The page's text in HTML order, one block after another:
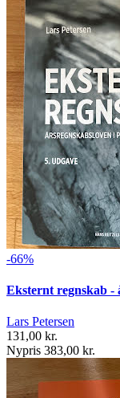
-66%
Eksternt regnskab -
Lars Petersen
131,00 kr.
Nypris 383,00 kr.